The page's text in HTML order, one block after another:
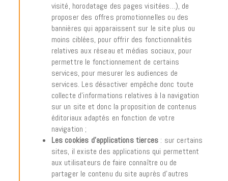
visité, horodatage des pages visitées…), de
proposer des offres promotionnelles ou des
bannières qui apparaissent sur le site plus ou
moins ciblées, pour offrir des fonctionnalités
relatives aux réseau et médias sociaux, pour
permettre le fonctionnement de certains
services, pour mesurer les audiences de
services. Les désactiver empêche donc toute
collecte d’informations relatives à la navigation
sur un site et donc la proposition de contenus
éditoriaux adaptés en fonction de votre
navigation ;
Les cookies d’applications tierces : sur certains
sites, il existe des applications qui permettent
aux utilisateurs de faire connaître ou de
partager le contenu du site auprès d’autres